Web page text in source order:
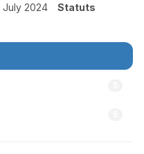
July 2024
Statuts